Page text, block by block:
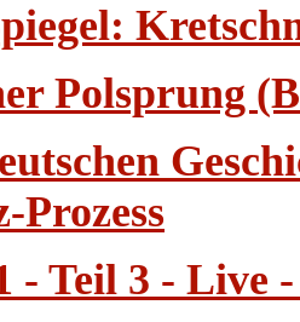
Polsprung
Prozess
- Teil 3 - Live